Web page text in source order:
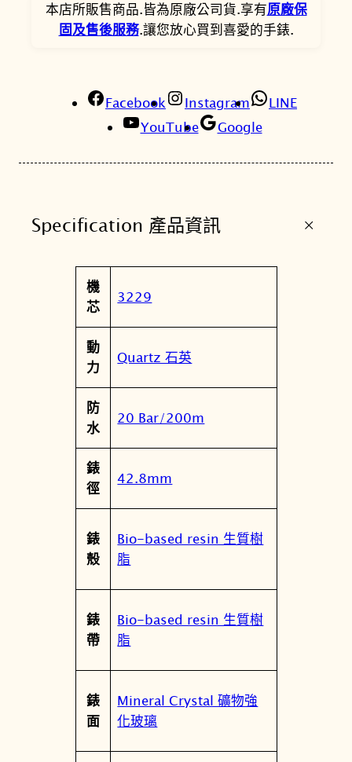
。
。
本店所販售商品.皆為原廠公司貨.享有原廠保
固及售後服務.讓您放心買到喜愛的手錶.
Facebook Instagram
LINE
YouTube
Google
Specification 產品資訊 +
屬
性
值
機
芯
3229
動
力
Quartz 石英
防
水
20 Bar/200m
錶
徑
42.8mm
錶
殼
Bio-based resin 生質樹
脂
錶
帶
Bio-based resin 生質樹
脂
錶
面
Mineral Crystal 礦物強
化玻璃